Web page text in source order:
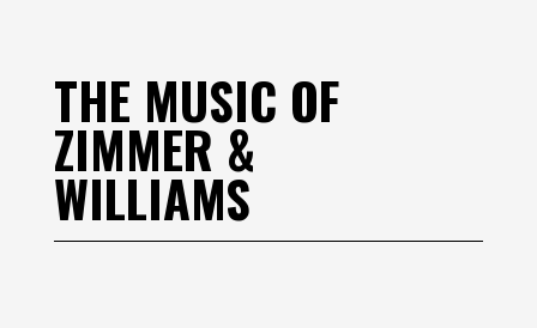
THE MUSIC OF
ZIMMER &
WILLIAMS